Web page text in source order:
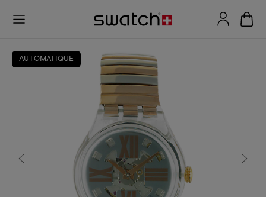
AUTOMATIQUE